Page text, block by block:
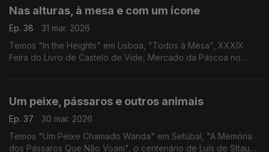
Nas alturas, à mesa e com um ícone
Ep. 38
31 mar. 2026
Temos "In the Heights" em Lisboa, "Todos à Mesa", XXXIX
Feira do Livro de Castelo de Vide, Mercado da Páscoa no
Um peixe, pássaros e outros animais
Ep. 37
30 mar. 2026
Temos "Um Peixe Chamado Wanda" em Setúbal, "A Memória
dos Pássaros Que Não Voam", o centenário de Luís de Sttau